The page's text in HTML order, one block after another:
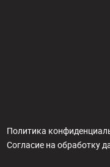
Политика
Согласие на обработку